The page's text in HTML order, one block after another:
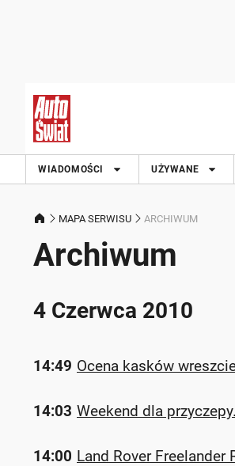
WIADOMOŚCI UŻYWANE
MAPA SERWISU ARCHIWUM
Archiwum
4 Czerwca 2010
14:49 Ocena kasków
14:03 Weekend dla
14:00 Land Rover Freelander